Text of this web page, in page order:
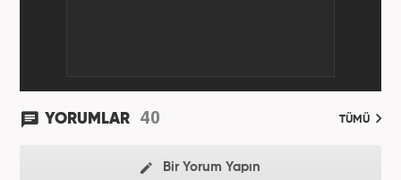
YORUMLAR 40 TÜMÜ
Bir Yorum Yapın